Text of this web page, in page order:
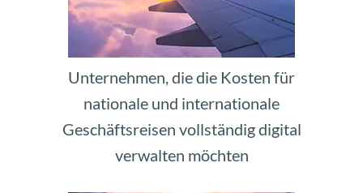
Unternehmen, die die Kosten für
nationale und internationale
Geschäftsreisen vollständig digital
verwalten möchten